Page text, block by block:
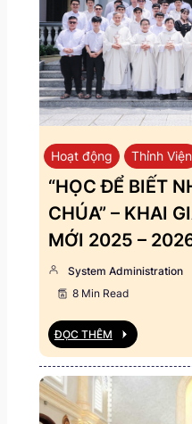
Hoạt động Thỉnh Viện
“HỌC ĐỂ BIẾT
CHÚA” – KHAI
MỚI 2025 –
System Administration
8 Min Read
ĐỌC THÊM